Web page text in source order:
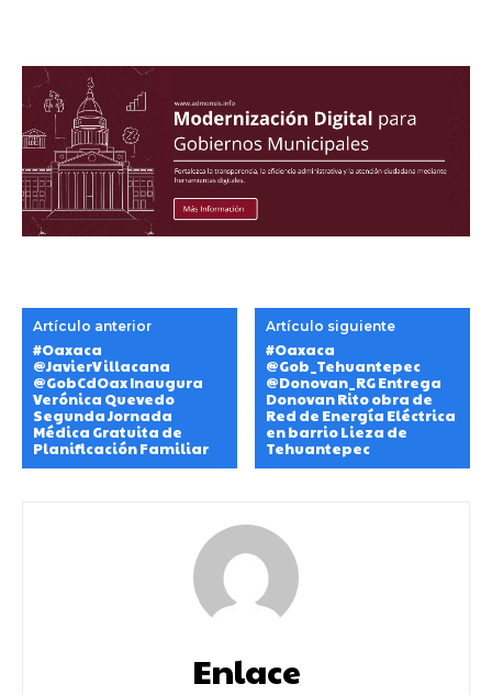
Artículo anterior
#Oaxaca
@JavierVillacana
@GobCdOax Inaugura
Verónica Quevedo
Segunda Jornada
Médica Gratuita de
Planificación Familiar
Artículo siguiente
#Oaxaca
@Gob_Tehuantepec
@Donovan_RG Entrega
Donovan Rito obra de
Red de Energía Eléctrica
en barrio Lieza de
Tehuantepec
Enlace